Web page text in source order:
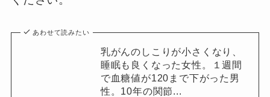
あわせて読みたい
乳がんのしこりが小さくなり、
睡眠も良くなった女性。１週間
で血糖値が120まで下がった男
性。10年の関節...